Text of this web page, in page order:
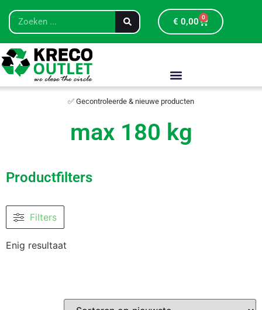
€ 0,00 0
✅ Gecontroleerde & nieuwe producten
max 180 kg
Productfilters
Filters
Enig resultaat